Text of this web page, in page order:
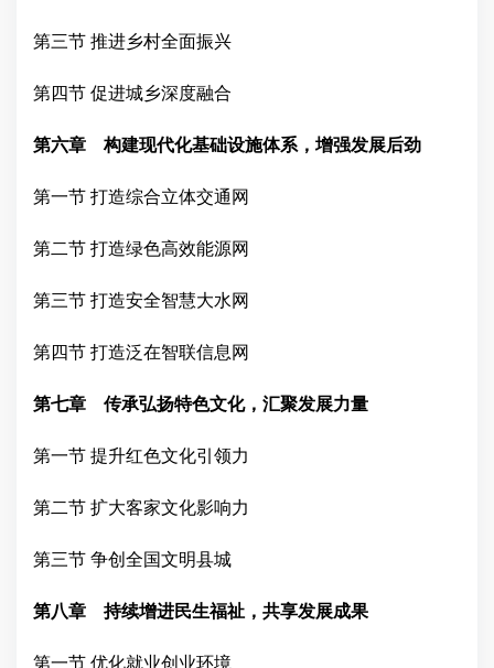
第三节 推进乡村全面振兴
第四节 促进城乡深度融合
第六章 构建现代化基础设施体系，增强发展后劲
第一节 打造综合立体交通网
第二节 打造绿色高效能源网
第三节 打造安全智慧大水网
第四节 打造泛在智联信息网
第七章 传承弘扬特色文化，汇聚发展力量
第一节 提升红色文化引领力
第二节 扩大客家文化影响力
第三节 争创全国文明县城
第八章 持续增进民生福祉，共享发展成果
第一节 优化就业创业环境